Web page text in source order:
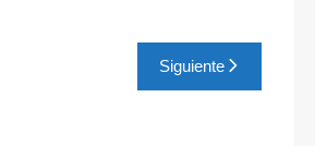
Siguiente